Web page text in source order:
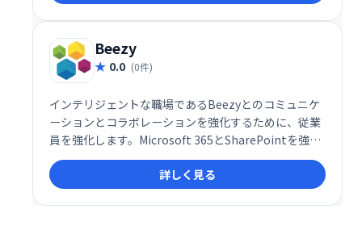
Beezy
0.0 (0件)
インテリジェントな職場であるBeezyとのコミュニケ
ーションとコラボレーションを強化するために、従業
員を強化します。Microsoft 365とSharePointを強化
することにより、Beezyは、エンドユーザーに馴染み
のある直感的な共同作業環境を促進します。
詳しく見る